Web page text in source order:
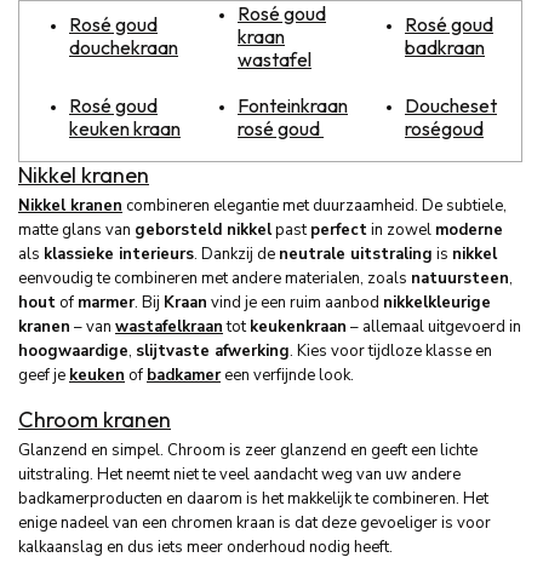
Rosé goud
douchekraan
Rosé goud
kraan
wastafel
Rosé goud
badkraan
Rosé goud
keuken kraan
Fonteinkraan
rosé goud
Doucheset
roségoud
Nikkel kranen
Nikkel kranen combineren elegantie met duurzaamheid. De subtiele,
matte glans van geborsteld nikkelpastperfectin zowel moderne
als klassieke interieurs. Dankzij de neutrale uitstraling is nikkel
eenvoudig te combineren met andere materialen, zoals natuursteen,
houtof marmer. Bij Kraan vind je een ruim aanbod nikkelkleurige
kranen – van wastafelkraantotkeukenkraan – allemaal uitgevoerd in
hoogwaardige, slijtvaste afwerking. Kies voor tijdloze klasse en
geef je keuken of badkamereen verfijnde look.
Chroom kranen
Glanzend en simpel. Chroom is zeer glanzend en geeft een lichte
uitstraling. Het neemt niet te veel aandacht weg van uw andere
badkamerproducten en daarom is het makkelijk te combineren. Het
enige nadeel van een chromen kraan is dat deze gevoeliger is voor
kalkaanslag en dus iets meer onderhoud nodig heeft.